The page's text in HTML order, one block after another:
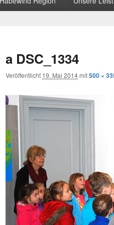
a DSC_1334
Veröffentlicht 19. Mai 2014mit500 ×